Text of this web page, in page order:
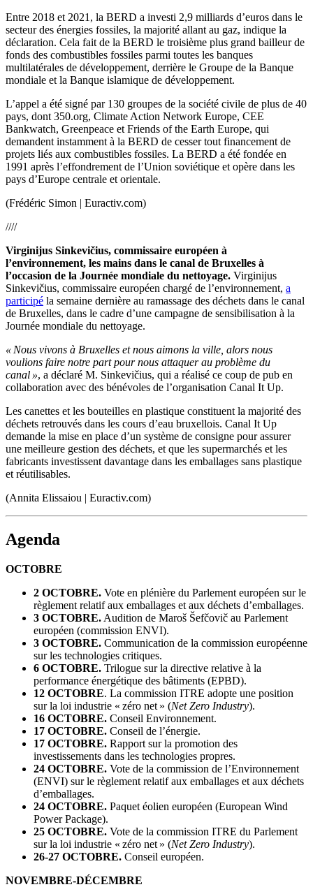
Entre 2018 et 2021, la BERD a investi 2,9 milliards d’euros dans le
secteur des énergies fossiles, la majorité allant au gaz, indique la
déclaration. Cela fait de la BERD le troisième plus grand bailleur de
fonds des combustibles fossiles parmi toutes les banques
multilatérales de développement, derrière le Groupe de la Banque
mondiale et la Banque islamique de développement.
L’appel a été signé par 130 groupes de la société civile de plus de 40
pays, dont 350.org, Climate Action Network Europe, CEE
Bankwatch, Greenpeace et Friends of the Earth Europe, qui
demandent instamment à la BERD de cesser tout financement de
projets liés aux combustibles fossiles. La BERD a été fondée en
1991 après l’effondrement de l’Union soviétique et opère dans les
pays d’Europe centrale et orientale.
(Frédéric Simon | Euractiv.com)
////
Virginijus Sinkevičius, commissaire européen à
l’environnement, les mains dans le canal de Bruxelles à
l’occasion de la Journée mondiale du nettoyage. Virginijus
Sinkevičius, commissaire européen chargé de l’environnement, a
participé la semaine dernière au ramassage des déchets dans le canal
de Bruxelles, dans le cadre d’une campagne de sensibilisation à la
Journée mondiale du nettoyage.
« Nous vivons à Bruxelles et nous aimons la ville, alors nous
voulions faire notre part pour nous attaquer au problème du
canal », a déclaré M. Sinkevičius, qui a réalisé ce coup de pub en
collaboration avec des bénévoles de l’organisation Canal It Up.
Les canettes et les bouteilles en plastique constituent la majorité des
déchets retrouvés dans les cours d’eau bruxellois. Canal It Up
demande la mise en place d’un système de consigne pour assurer
une meilleure gestion des déchets, et que les supermarchés et les
fabricants investissent davantage dans les emballages sans plastique
et réutilisables.
(Annita Elissaiou | Euractiv.com)
Agenda
OCTOBRE
2 OCTOBRE. Vote en plénière du Parlement européen sur le
règlement relatif aux emballages et aux déchets d’emballages.
3 OCTOBRE. Audition de Maroš Šefčovič au Parlement
européen (commission ENVI).
3 OCTOBRE. Communication de la commission européenne
sur les technologies critiques.
6 OCTOBRE. Trilogue sur la directive relative à la
performance énergétique des bâtiments (EPBD).
12 OCTOBRE. La commission ITRE adopte une position
sur la loi industrie « zéro net » (Net Zero Industry).
16 OCTOBRE. Conseil Environnement.
17 OCTOBRE. Conseil de l’énergie.
17 OCTOBRE. Rapport sur la promotion des
investissements dans les technologies propres.
24 OCTOBRE. Vote de la commission de l’Environnement
(ENVI) sur le règlement relatif aux emballages et aux déchets
d’emballages.
24 OCTOBRE. Paquet éolien européen (European Wind
Power Package).
25 OCTOBRE. Vote de la commission ITRE du Parlement
sur la loi industrie « zéro net » (Net Zero Industry).
26-27 OCTOBRE. Conseil européen.
NOVEMBRE-DÉCEMBRE